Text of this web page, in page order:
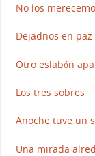
No los
Dejadnos en paz
Otro eslabón
Los tres sobres
Anoche tuve un
Una mirada